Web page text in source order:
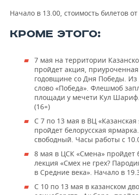
Начало в 13.00, стоимость билетов
КРОМЕ ЭТОГО:
7 мая на территории
пройдет акция,
годовщине со Дня Победы. Из
слово «Победа». Флешмоб
площади у мечети Кул
(16+)
С 7 по 13 мая в ВЦ
пройдет белорусская
свободный. Часы работы с
8 мая в ЦСК «Смена» пройдет
лекция «Смех не грех?
в Средние века». Начало в
С 10 по 13 мая в казанском